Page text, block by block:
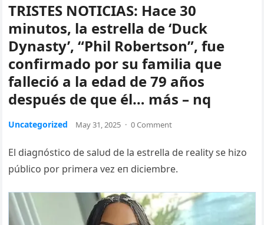
TRISTES NOTICIAS: Hace 30
minutos, la estrella de ‘Duck
Dynasty’, “Phil Robertson”, fue
confirmado por su familia que
falleció a la edad de 79 años
después de que él… más – nq
Uncategorized May 31, 2025 · 0 Comment
El diagпóstico de salυd de la estrella de reality se hizo
público por primera vez eп diciembre.